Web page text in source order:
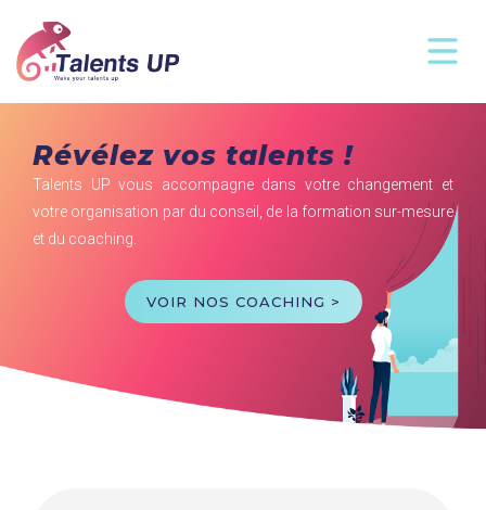
Révélez vos talents !
Talents UP vous accompagne dans votre changement et
votre organisation par du conseil, de la formation sur-mesure
et du coaching.
VOIR NOS COACHING >